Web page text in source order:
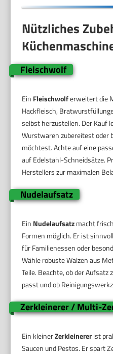
Nützliches
Fleischwolf
Ein Fleischwolferweitert die
Hackfleisch,
selbst herzustellen. Der Kauf
Wurstwaren zubereitest oder
möchtest. Achte auf eine
auf Edelstahl-Schneidsätze.
Herstellers zur maximalen
Nudelaufsatz
Ein Nudelaufsatzmacht
Formen möglich. Er ist
für Familienessen oder
Wähle robuste Walzen aus
Teile. Beachte, ob der
passt und ob
Zerkleinerer / Multi-
Ein kleinerZerkleinererist
Saucen und Pestos. Er spart